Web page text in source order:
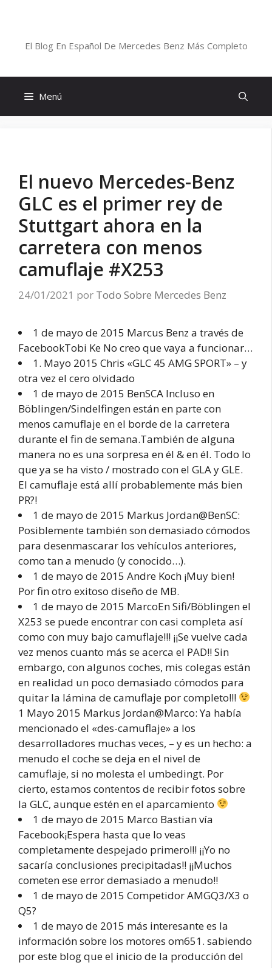
El Blog En Español De Mercedes Benz Más Completo
Menú
El nuevo Mercedes-Benz
GLC es el primer rey de
Stuttgart ahora en la
carretera con menos
camuflaje #X253
24/01/2021 por Todo Sobre Mercedes Benz
1 de mayo de 2015 Marcus Benz a través de
FacebookTobi Ke No creo que vaya a funcionar…
1. Mayo 2015 Chris «GLC 45 AMG SPORT» – y
otra vez el cero olvidado
1 de mayo de 2015 BenSCA Incluso en
Böblingen/Sindelfingen están en parte con
menos camuflaje en el borde de la carretera
durante el fin de semana.También de alguna
manera no es una sorpresa en él & en él. Todo lo
que ya se ha visto / mostrado con el GLA y GLE.
El camuflaje está allí probablemente más bien
PR?!
1 de mayo de 2015 Markus Jordan@BenSC:
Posiblemente también son demasiado cómodos
para desenmascarar los vehículos anteriores,
como tan a menudo (y conocido…).
1 de mayo de 2015 Andre Koch ¡Muy bien!
Por fin otro exitoso diseño de MB.
1 de mayo de 2015 MarcoEn Sifi/Böblingen el
X253 se puede encontrar con casi completa así
como con muy bajo camuflaje!!! ¡¡Se vuelve cada
vez menos cuanto más se acerca el PAD!! Sin
embargo, con algunos coches, mis colegas están
en realidad un poco demasiado cómodos para
quitar la lámina de camuflaje por completo!!!
1 Mayo 2015 Markus Jordan@Marco: Ya había
mencionado el «des-camuflaje» a los
desarrolladores muchas veces, – y es un hecho: a
menudo el coche se deja en el nivel de
camuflaje, si no molesta el umbedingt. Por
cierto, estamos contentos de recibir fotos sobre
la GLC, aunque estén en el aparcamiento
1 de mayo de 2015 Marco Bastian vía
Facebook¡Espera hasta que lo veas
completamente despejado primero!!! ¡¡Yo no
sacaría conclusiones precipitadas!! ¡¡Muchos
cometen ese error demasiado a menudo!!
1 de mayo de 2015 Competidor AMGQ3/X3 o
Q5?
1 de mayo de 2015 más interesante es la
información sobre los motores om651. sabiendo
por este blog que el inicio de la producción del